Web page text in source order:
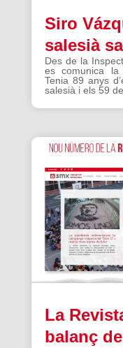
Siro
salesià
Des de la
es comunica la
Tenia 89 anys
salesià i els 59
La
balanç